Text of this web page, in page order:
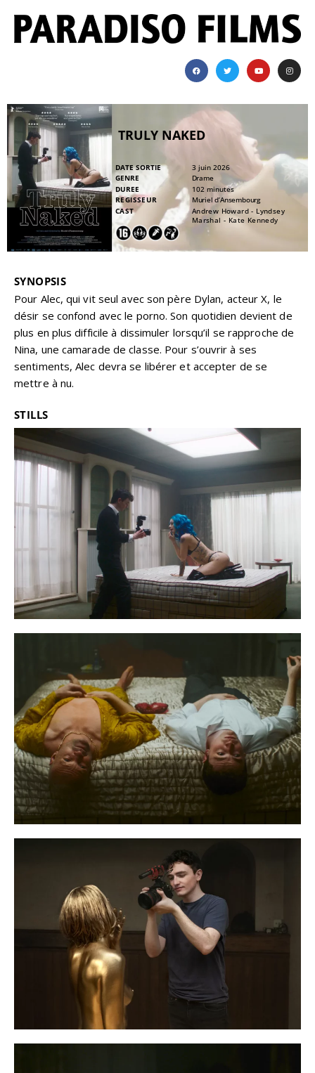
TRULY NAKED
DATE SORTIE
GENRE
DUREE
REGISSEUR
CAST
3 juin 2026
Drame
102 minutes
Muriel d’Ansembourg
Andrew Howard - Lyndsey
Marshal - Kate Kennedy
SYNOPSIS
Pour Alec, qui vit seul avec son père Dylan, acteur X, le
désir se confond avec le porno. Son quotidien devient de
plus en plus difficile à dissimuler lorsqu’il se rapproche de
Nina, une camarade de classe. Pour s’ouvrir à ses
sentiments, Alec devra se libérer et accepter de se
mettre à nu.
STILLS